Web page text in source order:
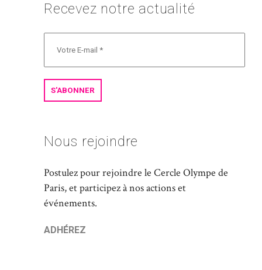
Recevez notre actualité
Nous rejoindre
Postulez pour rejoindre le Cercle Olympe de
Paris, et participez à nos actions et
événements.
ADHÉREZ